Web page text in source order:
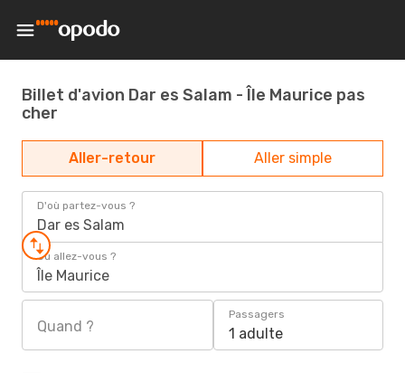
Billet d'avion Dar es Salam - Île Maurice pas
cher
Aller-retour Aller simple
D'où partez-vous ?
Dar es Salam
Où allez-vous ?
Île Maurice
Quand ?
Passagers
1 adulte